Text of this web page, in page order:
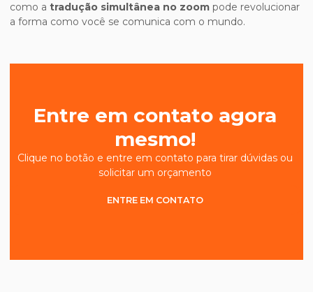
como a tradução simultânea no zoom pode revolucionar
a forma como você se comunica com o mundo.
Entre em contato agora
mesmo!
Clique no botão e entre em contato para tirar dúvidas ou
solicitar um orçamento
ENTRE EM CONTATO